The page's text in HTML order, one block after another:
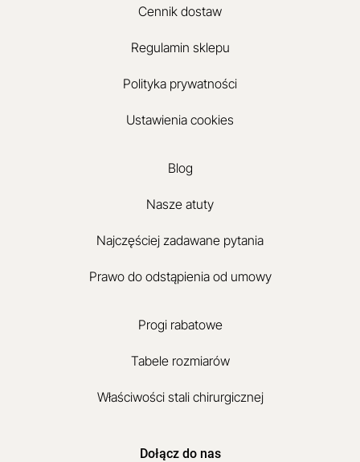
Cennik dostaw
Regulamin sklepu
Polityka prywatności
Ustawienia cookies
Blog
Nasze atuty
Najczęściej zadawane pytania
Prawo do odstąpienia od umowy
Progi rabatowe
Tabele rozmiarów
Właściwości stali chirurgicznej
Dołącz do nas